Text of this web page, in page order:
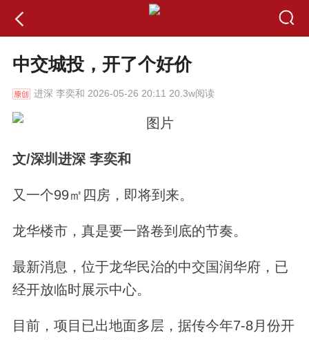
中交城投，开了个好价
进深 李奕和 2026-05-26 20:11 20.3w阅读
文/深圳进深 李奕和
又一个99㎡四房，即将到来。
龙华楼市，真是要一路卷到底的节奏。
最新消息，位于龙华民治的中交国润华府，已
经开放临时展示中心。
目前，项目已出地面多层，据传今年7-8月份开